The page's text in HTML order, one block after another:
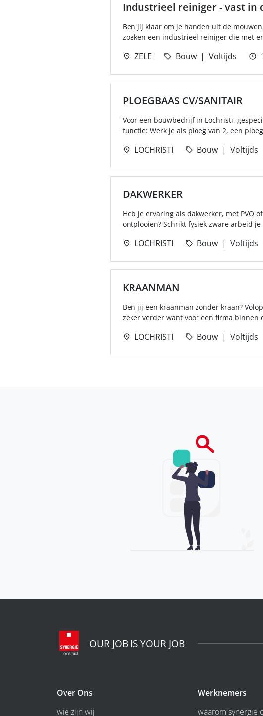
Industrieel reiniger - vast in
Ben jij klaar om je handen uit de
zoeken een industrieel reiniger die met
ZELE Bouw Voltijds
PLOEGBAAS CV/SANITAIR
Voor een bouwbedrijf in Lochristi,
functie: Werk je als ploeg van 2, een
LOCHRISTI Bouw Voltijds
DAKWERKER
Heb je ervaring als dakwerker, met PVO
ontplooien? Schrikt fysiek zware arbeid je
LOCHRISTI Bouw Voltijds
KRAANMAN
Ben jij een kraanman zonder kraan?
zeker verder want voor een firma binnen
LOCHRISTI Bouw Voltijds
OUR JOB IS YOUR JOB
Over Ons
wie zijn wij
Werknemers
waarom synergie